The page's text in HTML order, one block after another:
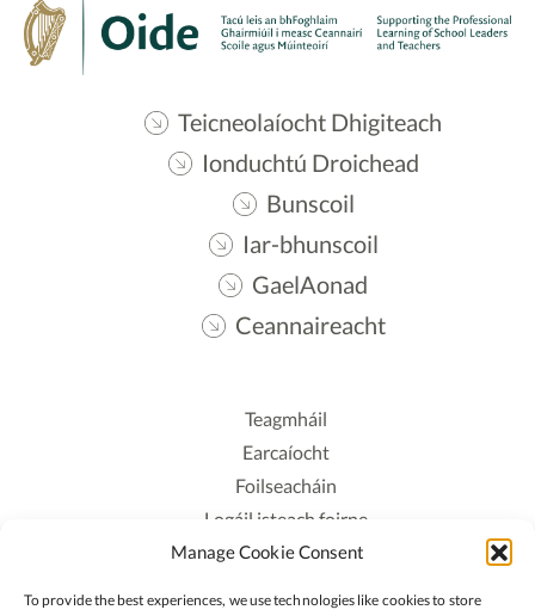
Manage Cookie Consent
To provide the best experiences, we use technologies like cookies to store
Teicneolaíocht Dhigiteach
Ionduchtú Droichead
Bunscoil
Iar-bhunscoil
GaelAonad
Ceannaireacht
Teagmháil
Earcaíocht
Foilseacháin
Logáil isteach foirne
Polasaí Príobháideachais